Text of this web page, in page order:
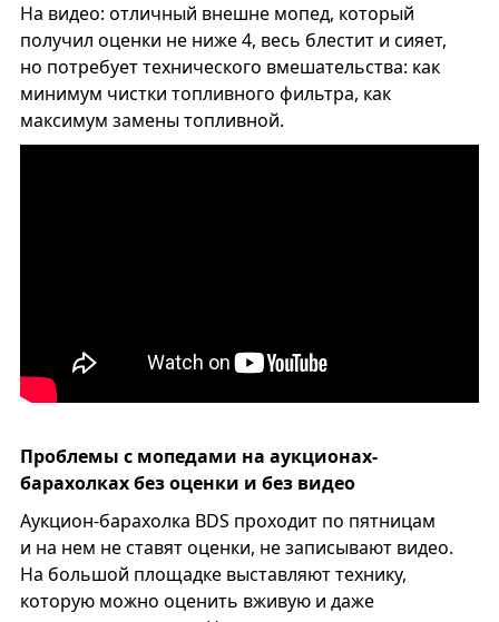
На видео: отличный внешне мопед, который
получил оценки не ниже 4, весь блестит и сияет,
но потребует технического вмешательства: как
минимум чистки топливного фильтра, как
максимум замены топливной.
Проблемы с мопедами на аукционах-
барахолках без оценки и без видео
Аукцион-барахолка BDS проходит по пятницам
и на нем не ставят оценки, не записывают видео.
На большой площадке выставляют технику,
которую можно оценить вживую и даже